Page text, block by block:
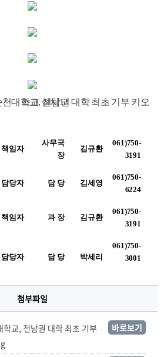
책임자
사무국
장
김규환
061)750-
3191
담당자 담 당 김세영
061)750-
6224
책임자 과 장 김규환
061)750-
3191
담당자 담 당 박세리
061)750-
3001
첨부파일
교, 전남권 대학 최초 기부
바로보기